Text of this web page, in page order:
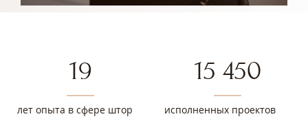
19
лет опыта в сфере штор
15 450
исполненных проектов